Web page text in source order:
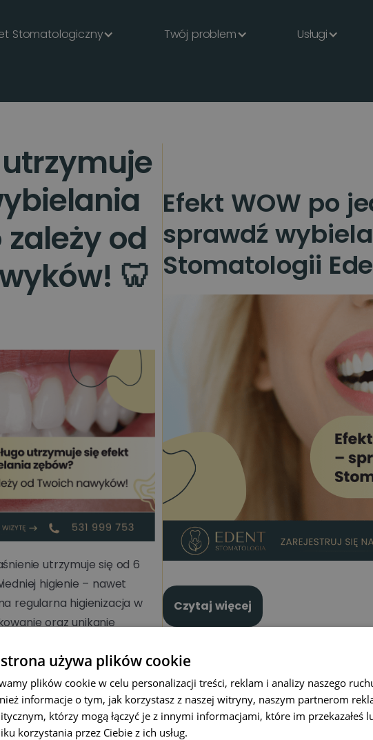
Stomatologiczny Twój problem Usługi
zależy od
🦷
utrzymuje się od 6
higienie – nawet
regularna higienizacja w
oraz unikanie
czerwonego wina i
Efekt WOW po
sprawdź
Stomatologii
Czytaj więcej
Dlaczego warto
zębów, nawet
używa plików cookie
plików cookie w celu personalizacji treści, reklam i analizy naszego
informacje o tym, jak korzystasz z naszej witryny, naszym partnerom
którzy mogą łączyć je z innymi informacjami, które im przekazałeś
korzystania przez Ciebie z ich usług.